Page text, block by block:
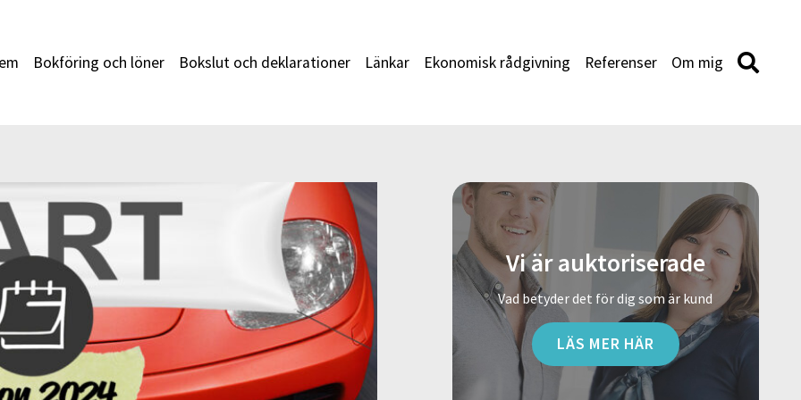
Bokföring och löner Bokslut och deklarationer Länkar Ekonomisk rådgivning Referenser Om mig
Vi är auktoriserade
Vad betyder det för dig som är kund
LÄS MER HÄR